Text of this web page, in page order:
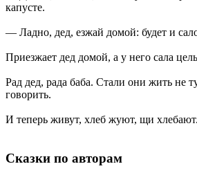
капусте.
— Ладно, дед, езжай домой: будет и
Приезжает дед домой, а у него сала
Рад дед, рада баба. Стали они жить не
говорить.
И теперь живут, хлеб жуют, щи хлебают.
Сказки по авторам